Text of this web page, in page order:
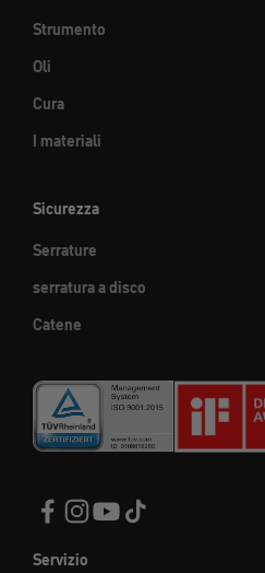
Strumento
Oli
Cura
I materiali
Sicurezza
Serrature
serratura a disco
Catene
Servizio